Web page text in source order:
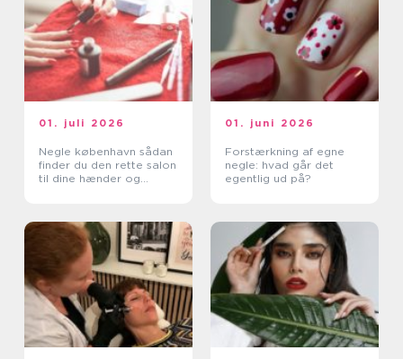
01. juli 2026
Negle københavn sådan
finder du den rette salon
til dine hænder og
01. juni 2026
Forstærkning af egne
negle: hvad går det
egentlig ud på?